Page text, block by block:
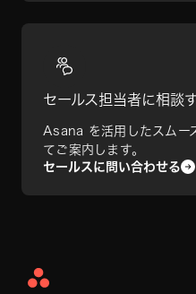
セールス担当者に相談
Asana を活用したスムー
てご案内します。
セールスに問い合わせる
Asana